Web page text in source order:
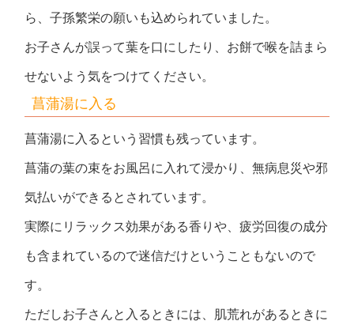
ら、子孫繁栄の願いも込められていました。
お子さんが誤って葉を口にしたり、お餅で喉を詰まら
せないよう気をつけてください。
菖蒲湯に入る
菖蒲湯に入るという習慣も残っています。
菖蒲の葉の束をお風呂に入れて浸かり、無病息災や邪
気払いができるとされています。
実際にリラックス効果がある香りや、疲労回復の成分
も含まれているので迷信だけということもないので
す。
ただしお子さんと入るときには、肌荒れがあるときに